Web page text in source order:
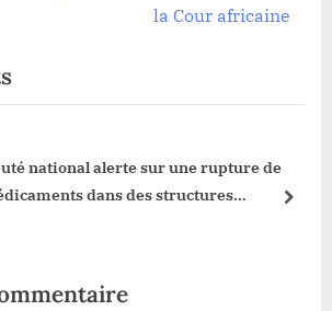
la Cour africaine
national alerte sur une rupture de
dans des structures
next